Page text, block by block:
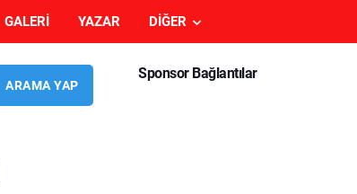
GALERI YAZAR DIĞER
Sponsor Bağlantılar